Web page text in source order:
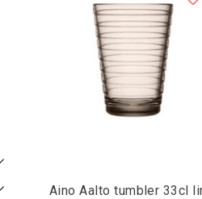
Aino Aalto tumbler 33cl